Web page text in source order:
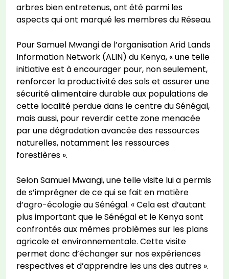
arbres bien entretenus, ont été parmi les
aspects qui ont marqué les membres du Réseau.
Pour Samuel Mwangi de l’organisation Arid Lands
Information Network (ALIN) du Kenya, « une telle
initiative est à encourager pour, non seulement,
renforcer la productivité des sols et assurer une
sécurité alimentaire durable aux populations de
cette localité perdue dans le centre du Sénégal,
mais aussi, pour reverdir cette zone menacée
par une dégradation avancée des ressources
naturelles, notamment les ressources
forestières ».
Selon Samuel Mwangi, une telle visite lui a permis
de s’imprégner de ce qui se fait en matière
d’agro-écologie au Sénégal. « Cela est d’autant
plus important que le Sénégal et le Kenya sont
confrontés aux mêmes problèmes sur les plans
agricole et environnementale. Cette visite
permet donc d’échanger sur nos expériences
respectives et d’apprendre les uns des autres ».